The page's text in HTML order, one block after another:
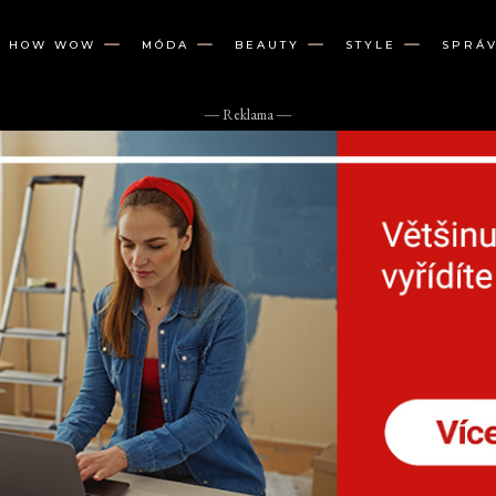
HOW WOW MÓDA BEAUTY STYLE
― Reklama ―